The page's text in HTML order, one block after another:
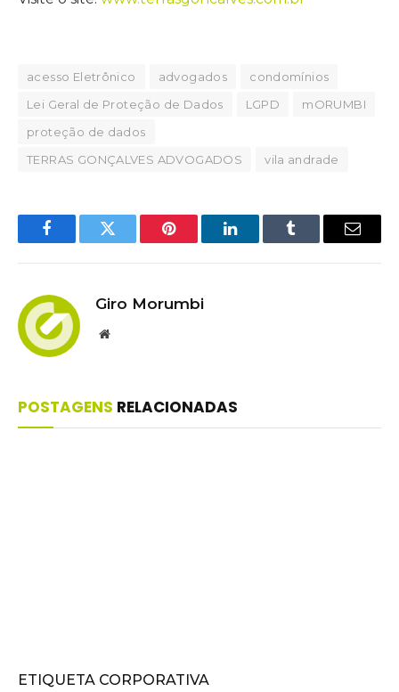
acesso Eletrônico advogados
condomínios
Lei Geral de Proteção de Dados
LGPD
mORUMBI
proteção de dados
TERRAS GONÇALVES ADVOGADOS
vila andrade
FacebookTwitter Pinterest LinkedInTumblr Email
Giro Morumbi
Website
POSTAGENS RELACIONADAS
ETIQUETA CORPORATIVA